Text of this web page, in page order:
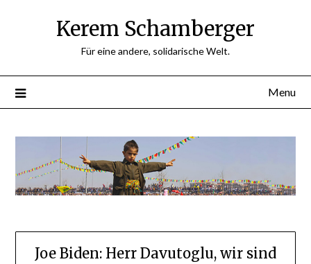
Kerem Schamberger
Für eine andere, solidarische Welt.
Menu
Joe Biden: Herr Davutoglu, wir sind